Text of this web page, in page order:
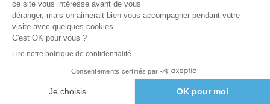
Sur nos réseaux
Linkedin
Facebook